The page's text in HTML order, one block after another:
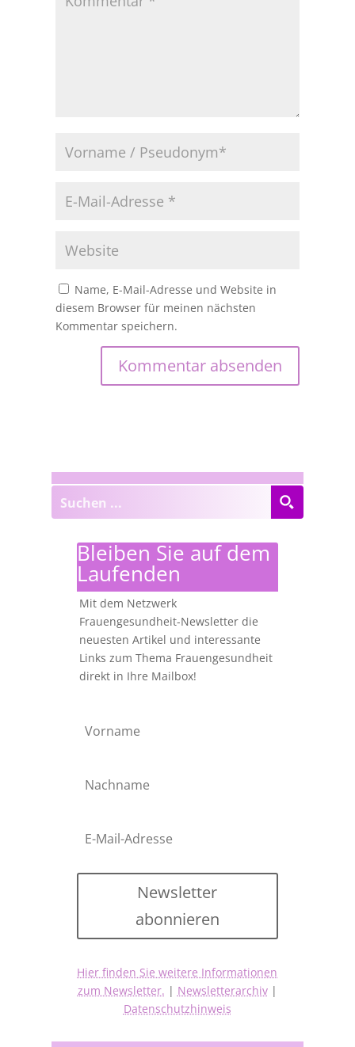
Name, E-Mail-Adresse und Website in
diesem Browser für meinen nächsten
Kommentar speichern.
Bleiben Sie auf dem
Laufenden
Mit dem Netzwerk
Frauengesundheit-Newsletter die
neuesten Artikel und interessante
Links zum Thema Frauengesundheit
direkt in Ihre Mailbox!
Newsletter
abonnieren
Hier finden Sie weitere Informationen
zum Newsletter. | Newsletterarchiv|
Datenschutzhinweis